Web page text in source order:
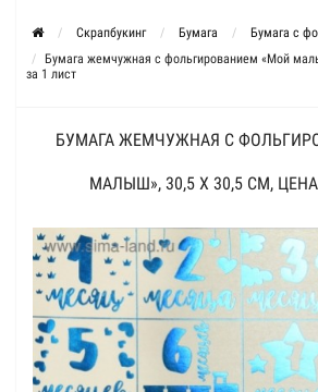
Скрапбукинг Бумага
Бумага с
Бумага жемчужная с фольгированием «Мой
за 1 лист
БУМАГА ЖЕМЧУЖНАЯ С
МАЛЫШ», 30,5 Х 30,5 СМ,